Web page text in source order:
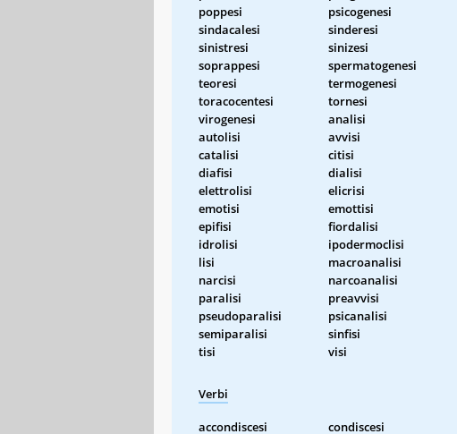
poppesi
psicogenesi
sindacalesi
sinderesi
sinistresi
sinizesi
soprappesi
spermatogenesi
teoresi
termogenesi
toracocentesi
tornesi
virogenesi
analisi
autolisi
avvisi
catalisi
citisi
diafisi
dialisi
elettrolisi
elicrisi
emotisi
emottisi
epifisi
fiordalisi
idrolisi
ipodermoclisi
lisi
macroanalisi
narcisi
narcoanalisi
paralisi
preavvisi
pseudoparalisi
psicanalisi
semiparalisi
sinfisi
tisi
visi
Verbi
accondiscesi condiscesi